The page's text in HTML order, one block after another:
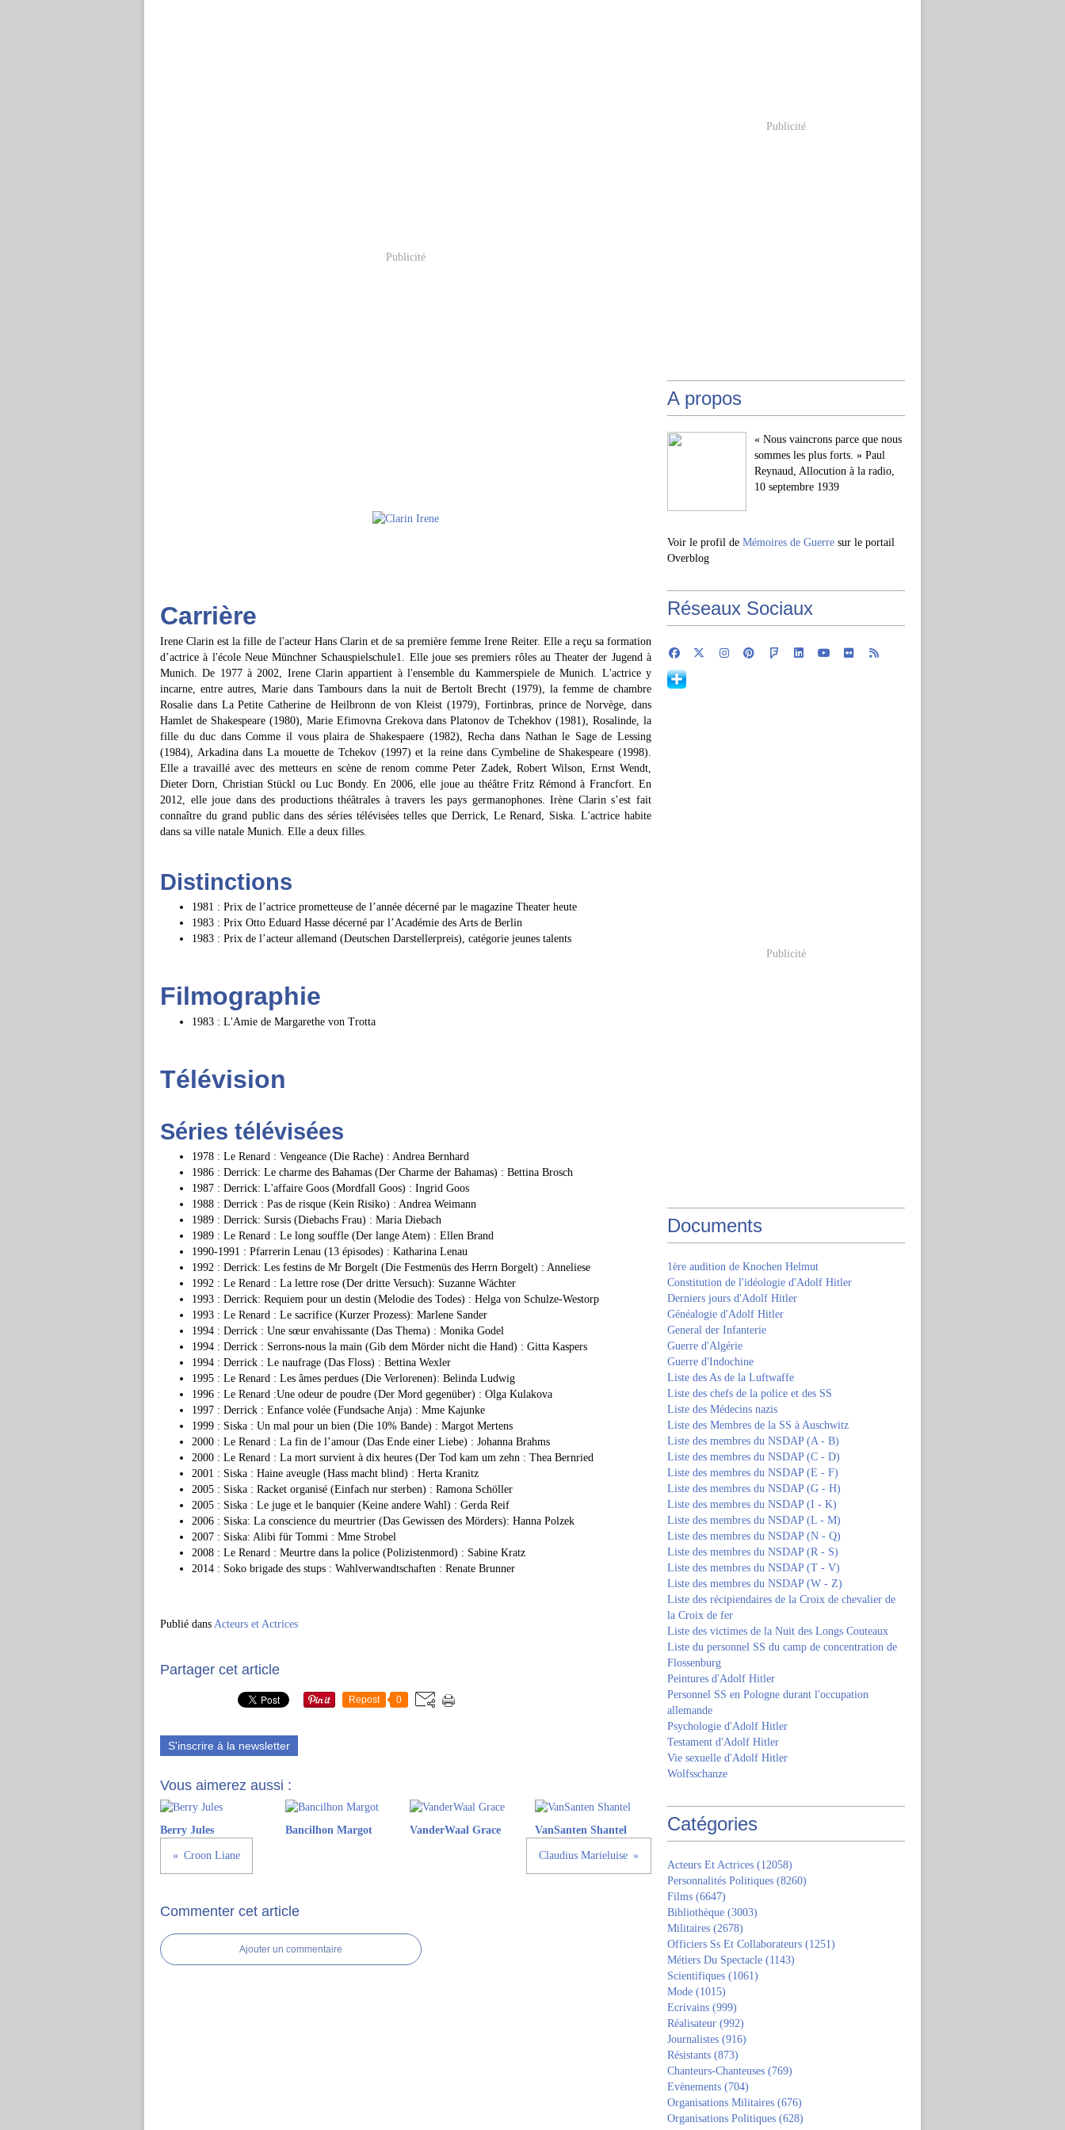
Publicité
Carrière
Irene Clarin est la fille de l'acteur Hans Clarin et de sa première femme Irene Reiter. Elle a reçu sa formation
d’actrice à l'école Neue Münchner Schauspielschule1. Elle joue ses premiers rôles au Theater der Jugend à
Munich. De 1977 à 2002, Irene Clarin appartient à l'ensemble du Kammerspiele de Munich. L'actrice y
incarne, entre autres, Marie dans Tambours dans la nuit de Bertolt Brecht (1979), la femme de chambre
Rosalie dans La Petite Catherine de Heilbronn de von Kleist (1979), Fortinbras, prince de Norvège, dans
Hamlet de Shakespeare (1980), Marie Efimovna Grekova dans Platonov de Tchekhov (1981), Rosalinde, la
fille du duc dans Comme il vous plaira de Shakespaere (1982), Recha dans Nathan le Sage de Lessing
(1984), Arkadina dans La mouette de Tchekov (1997) et la reine dans Cymbeline de Shakespeare (1998).
Elle a travaillé avec des metteurs en scène de renom comme Peter Zadek, Robert Wilson, Ernst Wendt,
Dieter Dorn, Christian Stückl ou Luc Bondy. En 2006, elle joue au théâtre Fritz Rémond à Francfort. En
2012, elle joue dans des productions théâtrales à travers les pays germanophones. Irène Clarin s’est fait
connaître du grand public dans des séries télévisées telles que Derrick, Le Renard, Siska. L'actrice habite
dans sa ville natale Munich. Elle a deux filles.
Distinctions
1981 : Prix de l’actrice prometteuse de l’année décerné par le magazine Theater heute
1983 : Prix Otto Eduard Hasse décerné par l’Académie des Arts de Berlin
1983 : Prix de l’acteur allemand (Deutschen Darstellerpreis), catégorie jeunes talents
Filmographie
1983 : L'Amie de Margarethe von Trotta
Télévision
Séries télévisées
1978 : Le Renard : Vengeance (Die Rache) : Andrea Bernhard
1986 : Derrick: Le charme des Bahamas (Der Charme der Bahamas) : Bettina Brosch
1987 : Derrick: L'affaire Goos (Mordfall Goos) : Ingrid Goos
1988 : Derrick : Pas de risque (Kein Risiko) : Andrea Weimann
1989 : Derrick: Sursis (Diebachs Frau) : Maria Diebach
1989 : Le Renard : Le long souffle (Der lange Atem) : Ellen Brand
1990-1991 : Pfarrerin Lenau (13 épisodes) : Katharina Lenau
1992 : Derrick: Les festins de Mr Borgelt (Die Festmenüs des Herrn Borgelt) : Anneliese
1992 : Le Renard : La lettre rose (Der dritte Versuch): Suzanne Wächter
1993 : Derrick: Requiem pour un destin (Melodie des Todes) : Helga von Schulze-Westorp
1993 : Le Renard : Le sacrifice (Kurzer Prozess): Marlene Sander
1994 : Derrick : Une sœur envahissante (Das Thema) : Monika Godel
1994 : Derrick : Serrons-nous la main (Gib dem Mörder nicht die Hand) : Gitta Kaspers
1994 : Derrick : Le naufrage (Das Floss) : Bettina Wexler
1995 : Le Renard : Les âmes perdues (Die Verlorenen): Belinda Ludwig
1996 : Le Renard :Une odeur de poudre (Der Mord gegenüber) : Olga Kulakova
1997 : Derrick : Enfance volée (Fundsache Anja) : Mme Kajunke
1999 : Siska : Un mal pour un bien (Die 10% Bande) : Margot Mertens
2000 : Le Renard : La fin de l’amour (Das Ende einer Liebe) : Johanna Brahms
2000 : Le Renard : La mort survient à dix heures (Der Tod kam um zehn : Thea Bernried
2001 : Siska : Haine aveugle (Hass macht blind) : Herta Kranitz
2005 : Siska : Racket organisé (Einfach nur sterben) : Ramona Schöller
2005 : Siska : Le juge et le banquier (Keine andere Wahl) : Gerda Reif
2006 : Siska: La conscience du meurtrier (Das Gewissen des Mörders): Hanna Polzek
2007 : Siska: Alibi für Tommi : Mme Strobel
2008 : Le Renard : Meurtre dans la police (Polizistenmord) : Sabine Kratz
2014 : Soko brigade des stups : Wahlverwandtschaften : Renate Brunner
Publié dans Acteurs et Actrices
Partager cet article
Repost 0
S'inscrire à la newsletter
Vous aimerez aussi :
Berry Jules Bancilhon Margot VanderWaal Grace VanSanten Shantel
Croon Liane Claudius Marieluise
Commenter cet article
Ajouter un commentaire
Publicité
A propos
« Nous vaincrons parce que nous
sommes les plus forts. » Paul
Reynaud, Allocution à la radio,
10 septembre 1939
Voir le profil de Mémoires de Guerre sur le portail
Overblog
Réseaux Sociaux
Publicité
Documents
1ère audition de Knochen Helmut
Constitution de l'idéologie d'Adolf Hitler
Derniers jours d'Adolf Hitler
Généalogie d'Adolf Hitler
General der Infanterie
Guerre d'Algérie
Guerre d'Indochine
Liste des As de la Luftwaffe
Liste des chefs de la police et des SS
Liste des Médecins nazis
Liste des Membres de la SS à Auschwitz
Liste des membres du NSDAP (A - B)
Liste des membres du NSDAP (C - D)
Liste des membres du NSDAP (E - F)
Liste des membres du NSDAP (G - H)
Liste des membres du NSDAP (I - K)
Liste des membres du NSDAP (L - M)
Liste des membres du NSDAP (N - Q)
Liste des membres du NSDAP (R - S)
Liste des membres du NSDAP (T - V)
Liste des membres du NSDAP (W - Z)
Liste des récipiendaires de la Croix de chevalier de
la Croix de fer
Liste des victimes de la Nuit des Longs Couteaux
Liste du personnel SS du camp de concentration de
Flossenburg
Peintures d'Adolf Hitler
Personnel SS en Pologne durant l'occupation
allemande
Psychologie d'Adolf Hitler
Testament d'Adolf Hitler
Vie sexuelle d'Adolf Hitler
Wolfsschanze
Catégories
Acteurs Et Actrices (12058)
Personnalités Politiques (8260)
Films (6647)
Bibliothèque (3003)
Militaires (2678)
Officiers Ss Et Collaborateurs (1251)
Métiers Du Spectacle (1143)
Scientifiques (1061)
Mode (1015)
Ecrivains (999)
Réalisateur (992)
Journalistes (916)
Résistants (873)
Chanteurs-Chanteuses (769)
Evènements (704)
Organisations Militaires (676)
Organisations Politiques (628)